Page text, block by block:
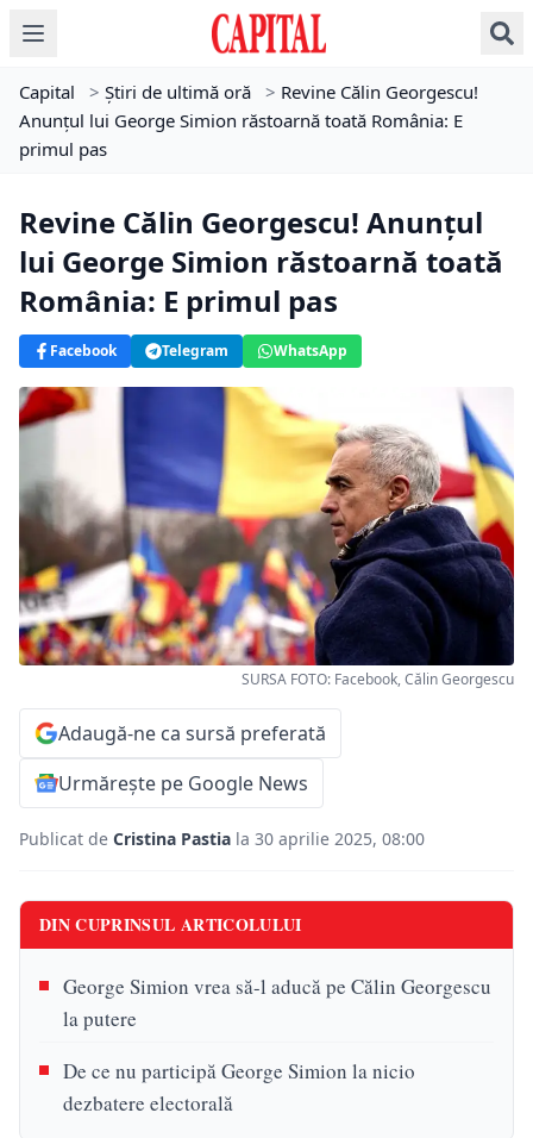
Capital > Știri de ultimă oră > Revine Călin Georgescu!
Anunțul lui George Simion răstoarnă toată România: E
primul pas
Revine Călin Georgescu! Anunțul
lui George Simion răstoarnă toată
România: E primul pas
Facebook Telegram WhatsApp
SURSA FOTO: Facebook, Călin Georgescu
Adaugă-ne ca sursă preferată
Urmărește pe Google News
Publicat de Cristina Pastia la 30 aprilie 2025, 08:00
DIN CUPRINSUL ARTICOLULUI
George Simion vrea să-l aducă pe Călin Georgescu
la putere
De ce nu participă George Simion la nicio
dezbatere electorală